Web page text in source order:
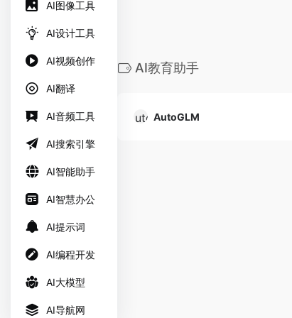
AI图像工具
AI设计工具
AI视频创作
AI翻译
AI音频工具
AI搜索引擎
AI智能助手
AI智慧办公
AI提示词
AI编程开发
AI大模型
AI导航网
AI教育助手
AutoGLM